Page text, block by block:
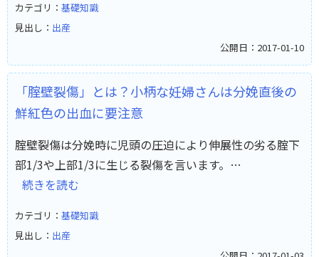
カテゴリ： 基礎知識
見出し： 出産
公開日：2017-01-10
「腟壁裂傷」とは？小柄な妊婦さんは分娩直後の
鮮紅色の出血に要注意
腟壁裂傷は分娩時に児頭の圧迫により伸展性の劣る腟下
部1/3や上部1/3に生じる裂傷を言います。…
続きを読む
カテゴリ： 基礎知識
見出し： 出産